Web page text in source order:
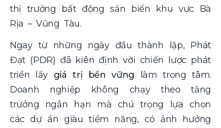
thị trường bất động sản biển khu vực Bà
Rịa – Vũng Tàu.
Ngay từ những ngày đầu thành lập, Phát
Đạt (PDR) đã kiên định với chiến lược phát
triển lấy giá trị bền vững làm trọng tâm.
Doanh nghiệp không chạy theo tăng
trưởng ngắn hạn mà chú trọng lựa chọn
các dự án giàu tiềm năng, có ảnh hưởng